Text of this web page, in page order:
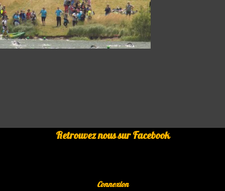
Retrouvez nous sur Facebook
Connexion